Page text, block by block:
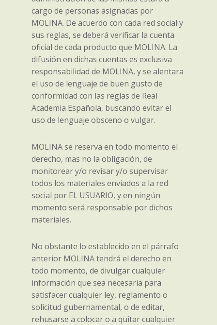
cargo de personas asignadas por
MOLINA. De acuerdo con cada red social y
sus reglas, se deberá verificar la cuenta
oficial de cada producto que MOLINA. La
difusión en dichas cuentas es exclusiva
responsabilidad de MOLINA, y se alentara
el uso de lenguaje de buen gusto de
conformidad con las reglas de Real
Academia Española, buscando evitar el
uso de lenguaje obsceno o vulgar.
MOLINA se reserva en todo momento el
derecho, mas no la obligación, de
monitorear y/o revisar y/o supervisar
todos los materiales enviados a la red
social por EL USUARIO, y en ningún
momento será responsable por dichos
materiales.
No obstante lo establecido en el párrafo
anterior MOLINA tendrá el derecho en
todo momento, de divulgar cualquier
información que sea necesaria para
satisfacer cualquier ley, reglamento o
solicitud gubernamental, o de editar,
rehusarse a colocar o a quitar cualquier